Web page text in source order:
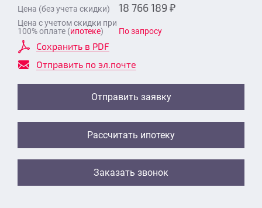
Цена (без учета скидки) 18 766 189 ₽
Цена с учетом скидки при
100% оплате (ипотеке) По запросу
Сохранить в PDF
Отправить по эл.почте
Отправить заявку
Рассчитать ипотеку
Заказать звонок
Отправить